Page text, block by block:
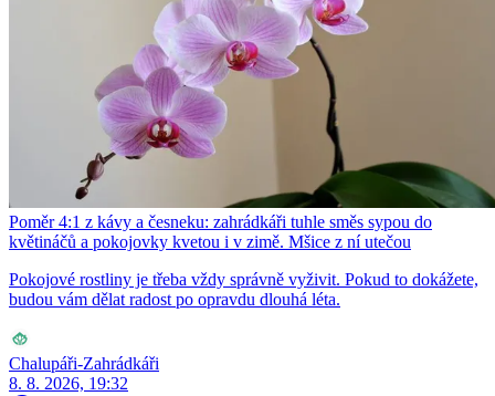
Poměr 4:1 z kávy a česneku: zahrádkáři tuhle směs sypou do
květináčů a pokojovky kvetou i v zimě. Mšice z ní utečou
Pokojové rostliny je třeba vždy správně vyživit. Pokud to dokážete,
budou vám dělat radost po opravdu dlouhá léta.
Chalupáři-Zahrádkáři
8. 8. 2026, 19:32